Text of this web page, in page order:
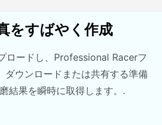
をすばやく作成
ロードし、Professional Racerフ
ダウンロードまたは共有する準備
結果を瞬時に取得します。.